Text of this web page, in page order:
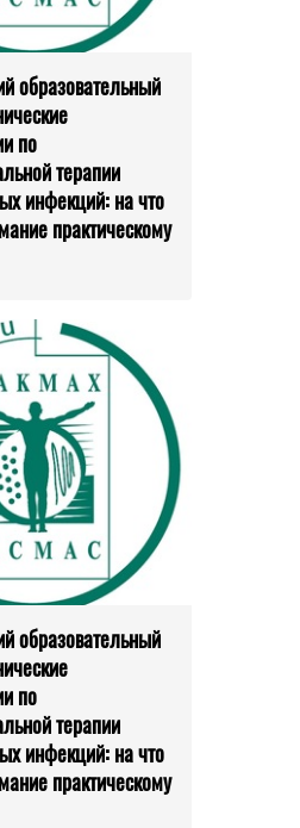
образовательный
по
терапии
инфекций: на что
практическому
образовательный
по
терапии
инфекций: на что
практическому